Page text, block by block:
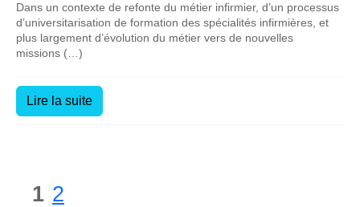
Dans un contexte de refonte du métier infirmier, d’un processus
d’universitarisation de formation des spécialités infirmières, et
plus largement d’évolution du métier vers de nouvelles
missions (…)
Lire la suite
1 2